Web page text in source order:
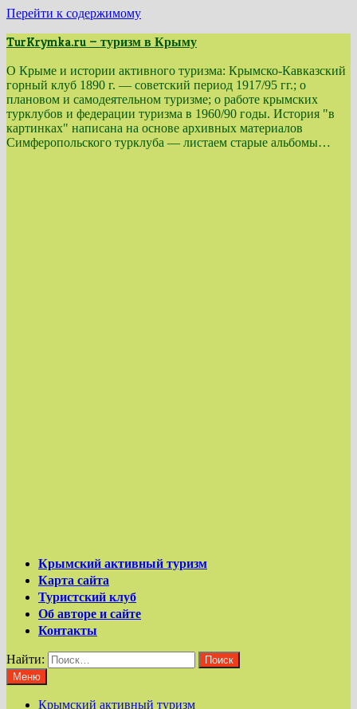
Перейти к содержимому
TurKrymka.ru — туризм в Крыму
О Крыме и истории активного туризма: Крымско-Кавказский
горный клуб 1890 г. — советский период 1917/95 гг.; о
плановом и самодеятельном туризме; о работе крымских
турклубов и федерации туризма в 1960/90 годы. История "в
картинках" написана на основе архивных материалов
Симферопольского турклуба — листаем старые альбомы…
Крымский активный туризм
Карта сайта
Туристский клуб
Об авторе и сайте
Контакты
Найти:
Меню
Крымский активный туризм